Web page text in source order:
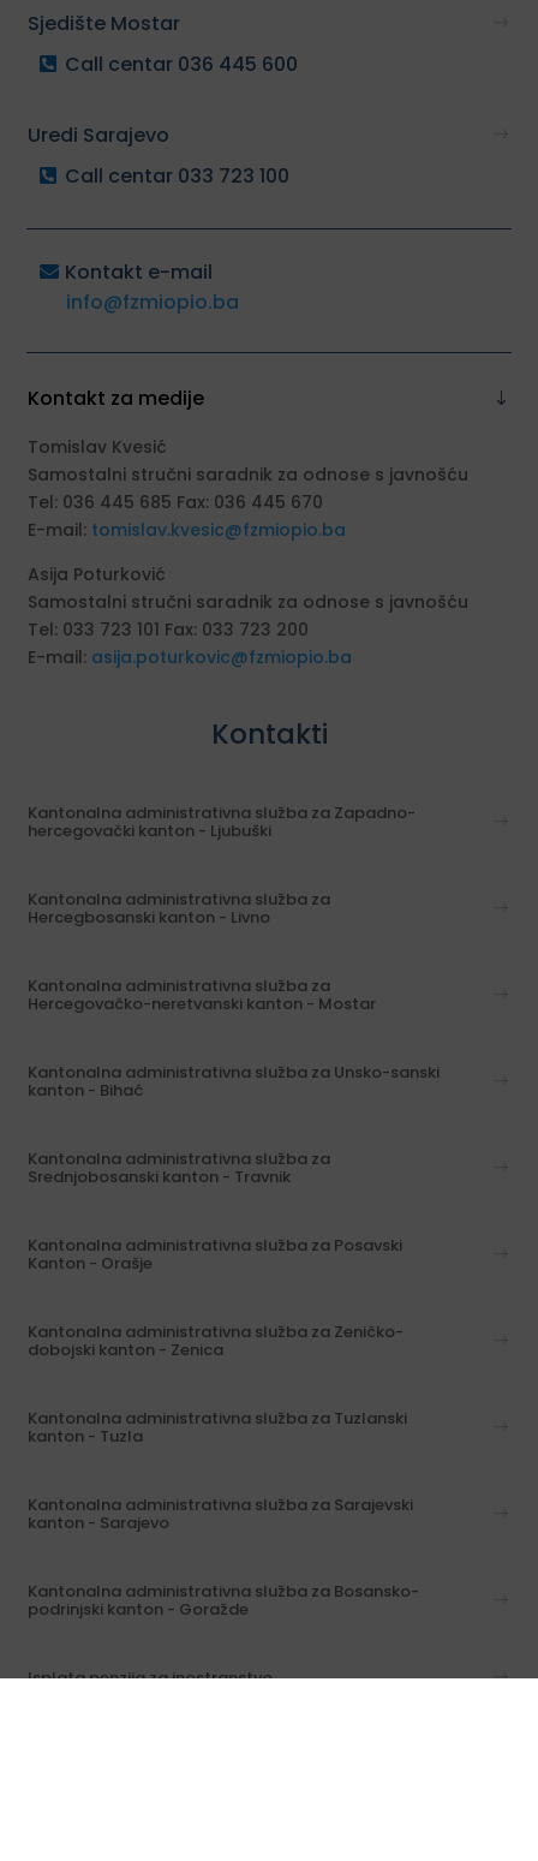
Sjedište Mostar
Call centar 036 445 600
Uredi Sarajevo
Call centar 033 723 100
Kontakt e-mail
info@fzmiopio.ba
Kontakt za medije
Tomislav Kvesić
Samostalni stručni saradnik za odnose s javnošću
Tel: 036 445 685 Fax: 036 445 670
E-mail: tomislav.kvesic@fzmiopio.ba
Asija Poturković
Samostalni stručni saradnik za odnose s javnošću
Tel: 033 723 101 Fax: 033 723 200
E-mail: asija.poturkovic@fzmiopio.ba
Kontakti
Kantonalna administrativna služba za Zapadno-
hercegovački kanton - Ljubuški
Kantonalna administrativna služba za
Hercegbosanski kanton - Livno
Kantonalna administrativna služba za
Hercegovačko-neretvanski kanton - Mostar
Kantonalna administrativna služba za Unsko-sanski
kanton - Bihać
Kantonalna administrativna služba za
Srednjobosanski kanton - Travnik
Kantonalna administrativna služba za Posavski
Kanton - Orašje
Kantonalna administrativna služba za Zeničko-
dobojski kanton - Zenica
Kantonalna administrativna služba za Tuzlanski
kanton - Tuzla
Kantonalna administrativna služba za Sarajevski
kanton - Sarajevo
Kantonalna administrativna služba za Bosansko-
podrinjski kanton - Goražde
Isplata penzija za inostranstvo